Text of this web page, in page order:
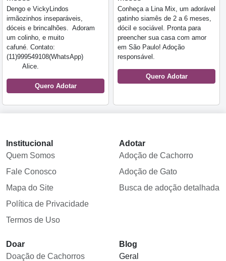
Dengo e VickyLindos
irmãozinhos inseparáveis,
dóceis e brincalhões. Adoram
um colinho, e muito
cafuné. Contato:
(11)999549108(WhatsApp)
Alice.
Quero Adotar
Conheça a Lina Mix, um adorável
gatinho siamês de 2 a 6 meses,
dócil e sociável. Pronta para
preencher sua casa com amor
em São Paulo! Adoção
responsável.
Quero Adotar
Institucional
Quem Somos
Fale Conosco
Mapa do Site
Política de Privacidade
Termos de Uso
Adotar
Adoção de Cachorro
Adoção de Gato
Busca de adoção detalhada
Doar
Doação de Cachorros
Blog
Geral